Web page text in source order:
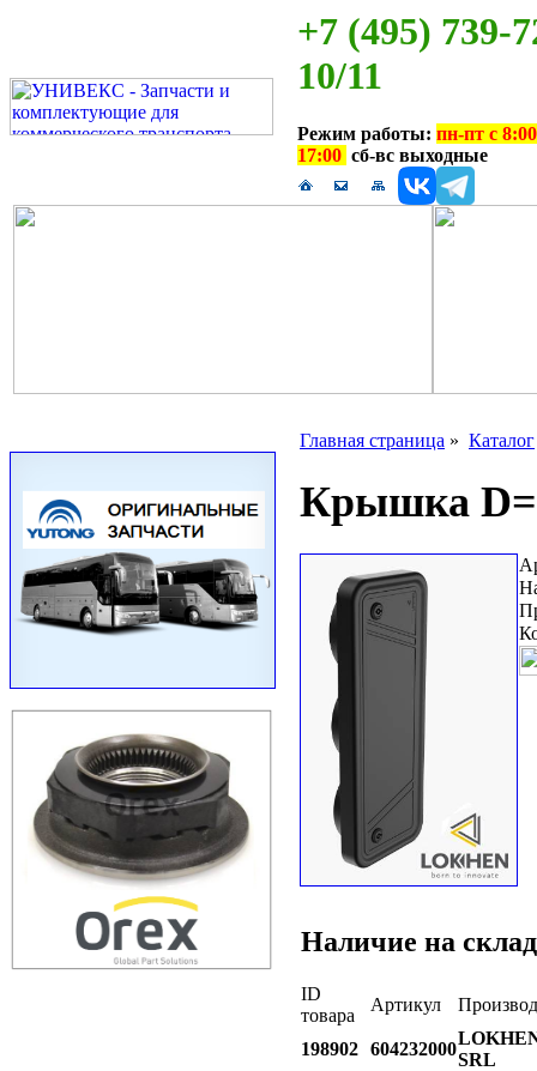
+7 (495) 739-
10/11
Режим работы: пн-пт с
17:00 сб-вс выходные
Главная страница » Каталог
Крышка
Наличие на
ID
товара
Артикул
198902 604232000
SRL